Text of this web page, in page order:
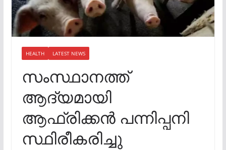
HEALTH LATEST NEWS
സംസ്ഥാനത്ത്
ആദ്യമായി
ആഫ്രിക്കൻ പന്നിപ്പനി
സ്ഥിരീകരിച്ചു